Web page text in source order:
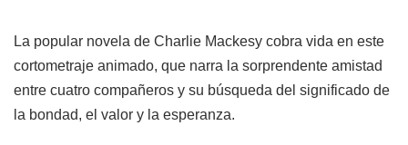
La popular novela de Charlie Mackesy cobra vida en este
cortometraje animado, que narra la sorprendente amistad
entre cuatro compañeros y su búsqueda del significado de
la bondad, el valor y la esperanza.